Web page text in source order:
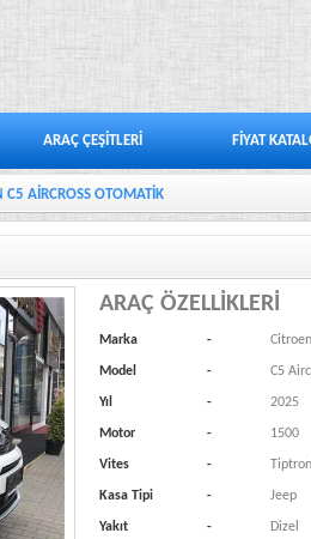
ARAÇ ÇEŞİTLERİ FİYAT
C5 AİRCROSS OTOMATİK
ARAÇ ÖZELLİKLERİ
Marka - Citroen
Model - C5
Yıl - 2025
Motor - 1500
Vites -
Kasa Tipi - Jeep
Yakıt - Dizel